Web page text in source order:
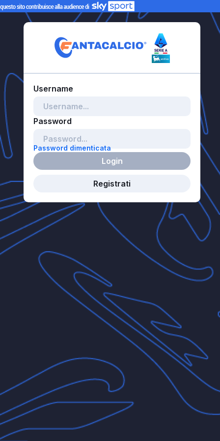
Password dimenticata
Login
Registrati